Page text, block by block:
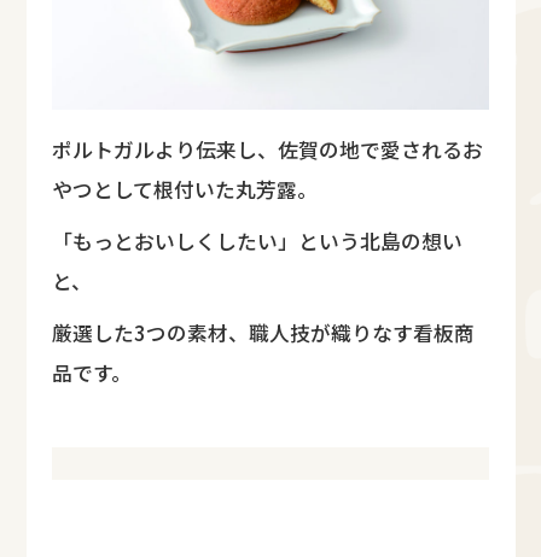
ポルトガルより伝来し、佐賀の地で愛されるお
やつとして根付いた丸芳露。
「もっとおいしくしたい」という北島の想い
と、
厳選した3つの素材、職人技が織りなす看板商
品です。